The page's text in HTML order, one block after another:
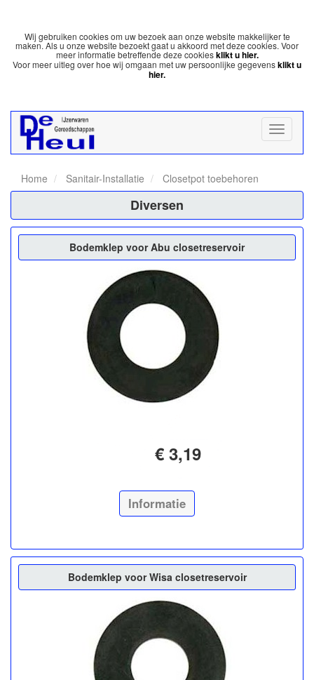
Wij gebruiken cookies om uw bezoek aan onze website makkelijker te
maken. Als u onze website bezoekt gaat u akkoord met deze cookies. Voor
meer informatie betreffende deze cookiesklikt u hier.
Voor meer uitleg over hoe wij omgaan met uw persoonlijke gegevensklikt u
hier.
Home Sanitair-Installatie Closetpot toebehoren
Diversen
Bodemklep voor Abu closetreservoir
€ 3,19
Informatie
Bodemklep voor Wisa closetreservoir